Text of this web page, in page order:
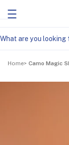
Home Camo Magic